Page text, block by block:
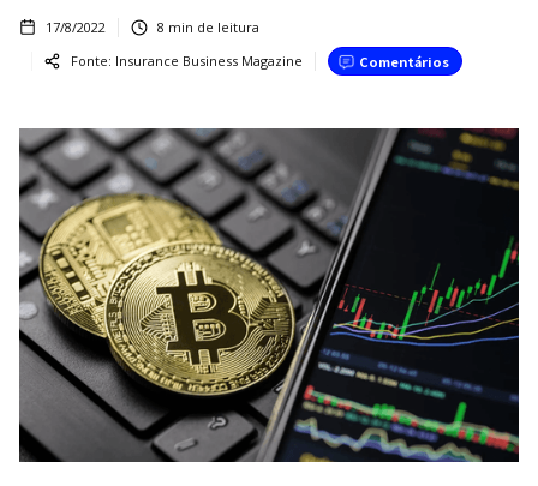
17/8/2022 8 min de leitura
Fonte: Insurance Business Magazine Comentários